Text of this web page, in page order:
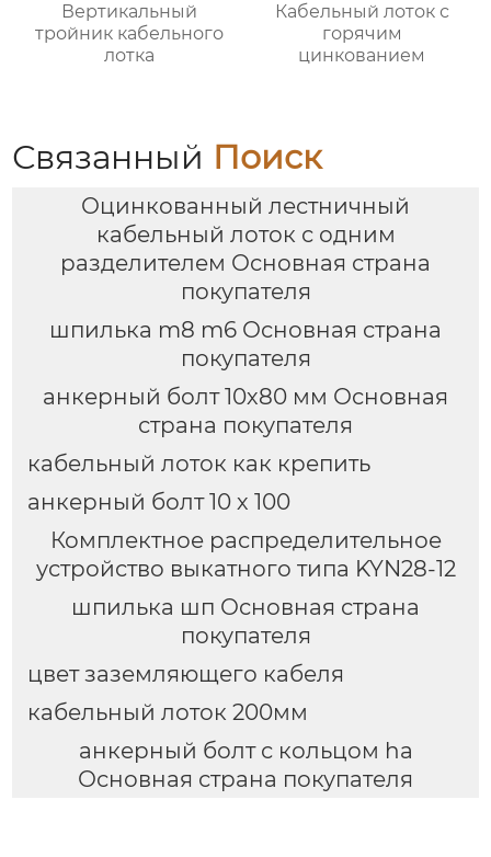
Вертикальный
тройник кабельного
лотка
Кабельный лоток с
горячим
цинкованием
Связанный Поиск
Оцинкованный лестничный
кабельный лоток с одним
разделителем Основная страна
покупателя
шпилька m8 m6 Основная страна
покупателя
анкерный болт 10х80 мм Основная
страна покупателя
кабельный лоток как крепить
анкерный болт 10 х 100
Комплектное распределительное
устройство выкатного типа KYN28-12
шпилька шп Основная страна
покупателя
цвет заземляющего кабеля
кабельный лоток 200мм
анкерный болт с кольцом ha
Основная страна покупателя